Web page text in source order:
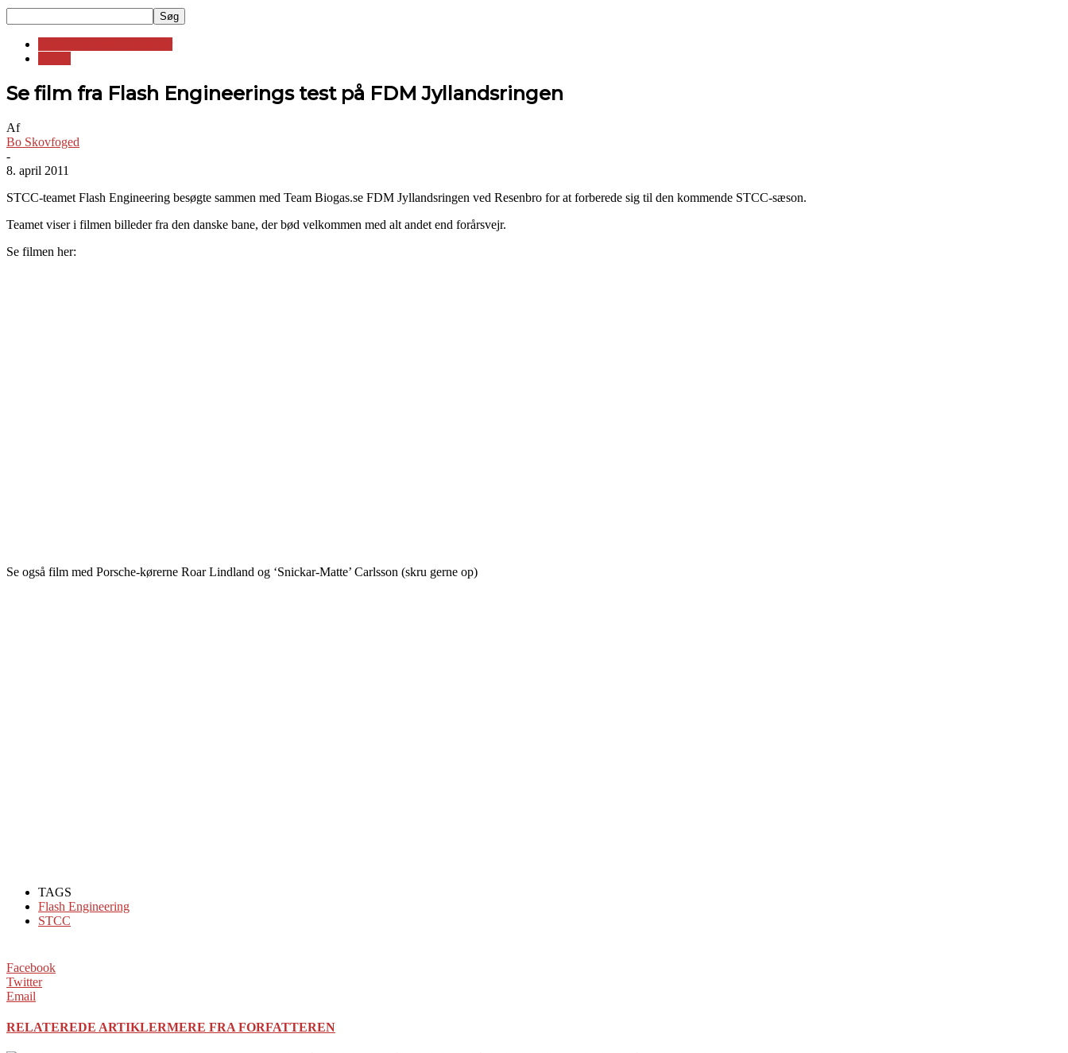
Se film fra Flash Engineerings test på FDM Jyllandsringen
Af
Bo Skovfoged
-
8. april 2011
STCC-teamet Flash Engineering besøgte sammen med Team Biogas.se FDM Jyllandsringen ved Resenbro for at forberede sig til den kommende STCC-sæson.
Teamet viser i filmen billeder fra den danske bane, der bød velkommen med alt andet end forårsvejr.
Se filmen her:
Se også film med Porsche-kørerne Roar Lindland og ‘Snickar-Matte’ Carlsson (skru gerne op)
TAGS
Flash Engineering
STCC
Facebook
Twitter
Email
RELATEREDE ARTIKLERMERE FRA FORFATTEREN